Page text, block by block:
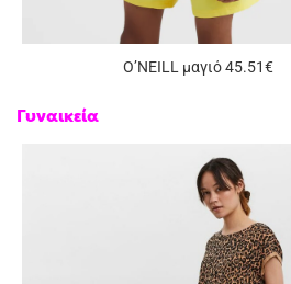
O’NEILL μαγιό 45.51€
Γυναικεία